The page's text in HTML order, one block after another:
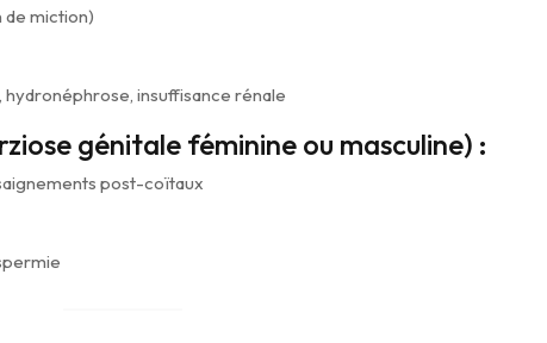
de miction)
insuffisance rénale
génitale féminine ou masculine) :
post-coïtaux